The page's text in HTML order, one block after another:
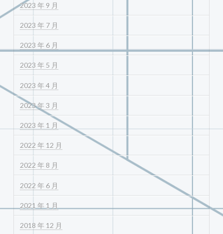
2023 年 9 月
2023 年 7 月
2023 年 6 月
2023 年 5 月
2023 年 4 月
2023 年 3 月
2023 年 1 月
2022 年 12 月
2022 年 8 月
2022 年 6 月
2021 年 1 月
2018 年 12 月